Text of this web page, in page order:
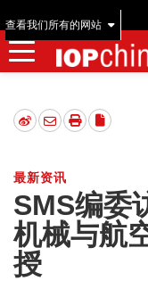
查看我们所有的网站
最新资讯
SMS编委
机械与航
授